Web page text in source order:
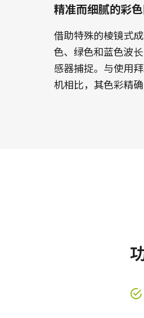
精准而细腻的彩
借助特殊的棱镜式
色、绿色和蓝色波
感器捕捉。与使用
机相比，其色彩精